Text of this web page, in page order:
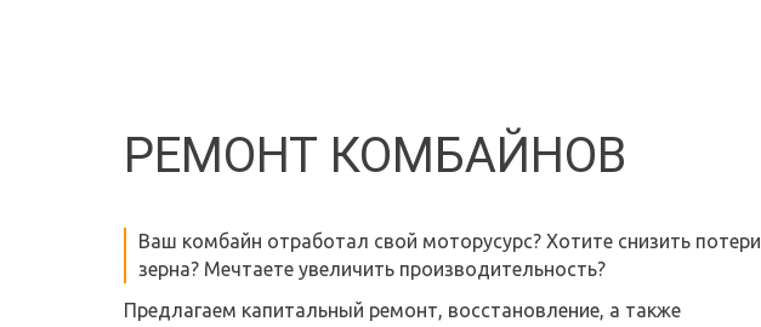
РЕМОНТ КОМБАЙНОВ
Ваш комбайн отработал свой моторусурс? Хотите снизить потери
зерна? Мечтаете увеличить производительность?
Предлагаем капитальный ремонт, восстановление, а также